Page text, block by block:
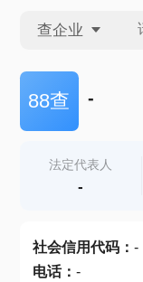
查企业
查企业
查产地
88查 -
法定代表人
-
社会信用代码： -
电话： -